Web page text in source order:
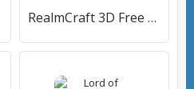
RealmCraft 3D Free with Skins Export to Minecraft